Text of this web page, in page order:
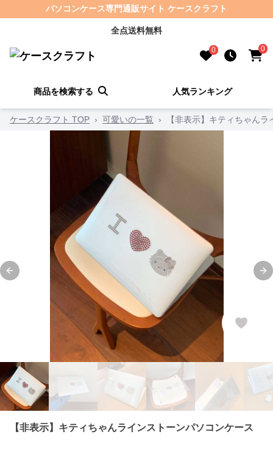
パソコンケース専門通販サイト ケースクラフト
全点送料無料
0 0
商品を検索する 人気ランキング
ケースクラフト TOP › 可愛いの一覧 › 【非表示】キティちゃん
Previous slide
【非表示】キティちゃんラインストーンパソコンケース